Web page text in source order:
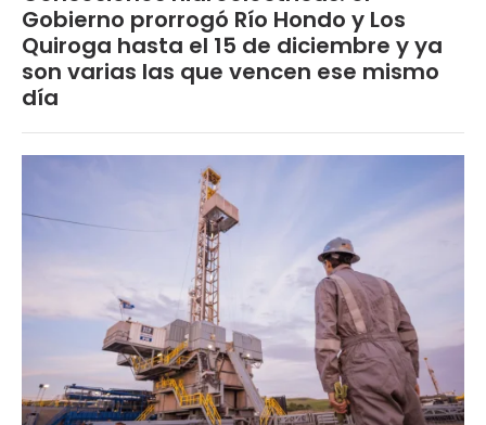
Gobierno prorrogó Río Hondo y Los
Quiroga hasta el 15 de diciembre y ya
son varias las que vencen ese mismo
día